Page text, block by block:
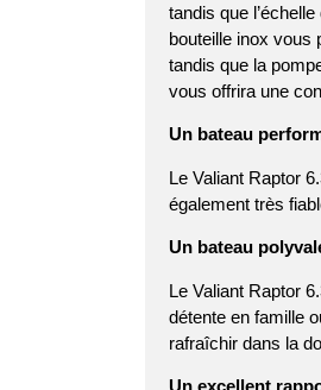
tandis que
bouteille inox vous
tandis que la
vous offrira une
Un bateau
Le Valiant Raptor
également très
Un bateau
Le Valiant Raptor
détente en famille
rafraîchir dans la
Un excellent